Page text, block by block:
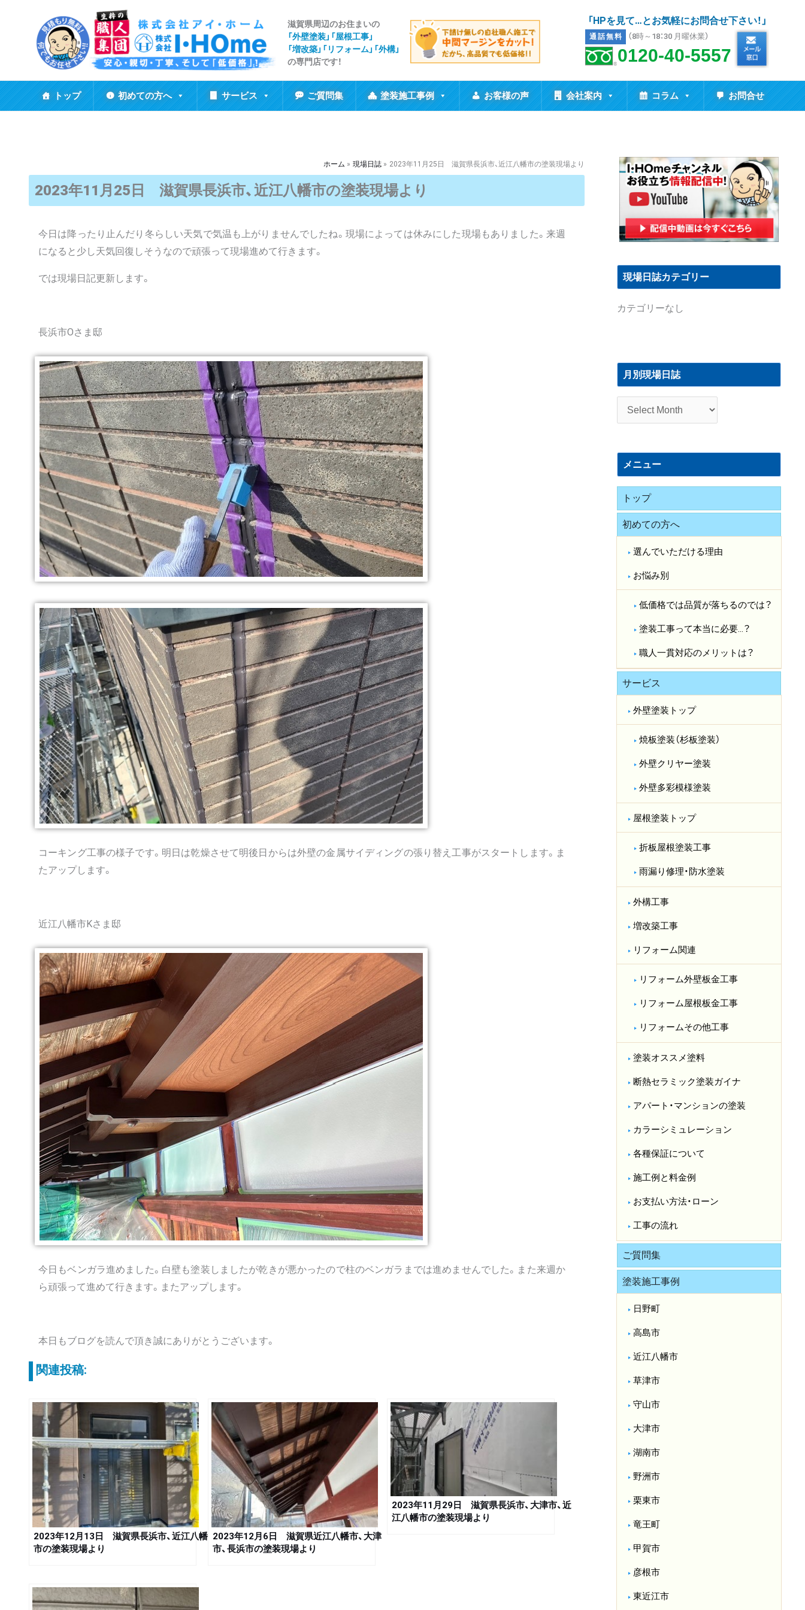
ッ
プ
滋賀県周辺のお住まいの
「外壁塗装」「屋根工事」
「増改築」「リフォーム」「外構」
の専門店です！
「HPを見て…とお気軽にお問合せ下さい！」
通話無料 （8時～18：30 月曜休業）
0120-40-5557
トップ 初めての方へ サービス ご質問集 塗装施工事例 お客様の声 会社案内 コラム お問合せ
ホーム 現場日誌 2023年11月25日 滋賀県長浜市、近江八幡市の塗装現場より
2023年11月25日 滋賀県長浜市、近江八幡市の塗装現場より
今日は降ったり止んだり冬らしい天気で気温も上がりませんでしたね。現場によっては休みにした現場もありました。来週
になると少し天気回復しそうなので頑張って現場進めて行きます。
では現場日記更新します。
長浜市Oさま邸
コーキング工事の様子です。明日は乾燥させて明後日からは外壁の金属サイディングの張り替え工事がスタートします。ま
たアップします。
近江八幡市Kさま邸
今日もベンガラ進めました。白壁も塗装しましたが乾きが悪かったので柱のベンガラまでは進めませんでした。また来週か
ら頑張って進めて行きます。またアップします。
本日もブログを読んで頂き誠にありがとうございます。
関連投稿:
2023年12月13日 滋賀県長浜市、近江八幡
市の塗装現場より
2023年12月6日 滋賀県近江八幡市、大津
市、長浜市の塗装現場より
2023年11月29日 滋賀県長浜市、大津市、近
江八幡市の塗装現場より
現場日誌カテゴリー
カテゴリーなし
月別現場日誌
別
現
誌
メニュー
トップ
初めての方へ
選んでいただける理由
お悩み別
低価格では品質が落ちるのでは？​
塗装工事って本当に必要…？​
職人一貫対応のメリットは？​
サービス
外壁塗装トップ
焼板塗装（杉板塗装）
外壁クリヤー塗装
外壁多彩模様塗装
屋根塗装トップ
折板屋根塗装工事
雨漏り修理・防水塗装
外構工事
増改築工事
リフォーム関連
リフォーム外壁板金工事
リフォーム屋根板金工事
リフォームその他工事
塗装オススメ塗料
断熱セラミック塗装ガイナ
アパート・マンションの塗装
カラーシミュレーション
各種保証について
施工例と料金例
お支払い方法・ローン
工事の流れ
ご質問集
塗装施工事例
日野町
高島市
近江八幡市
草津市
守山市
大津市
湖南市
野洲市
栗東市
竜王町
甲賀市
彦根市
東近江市